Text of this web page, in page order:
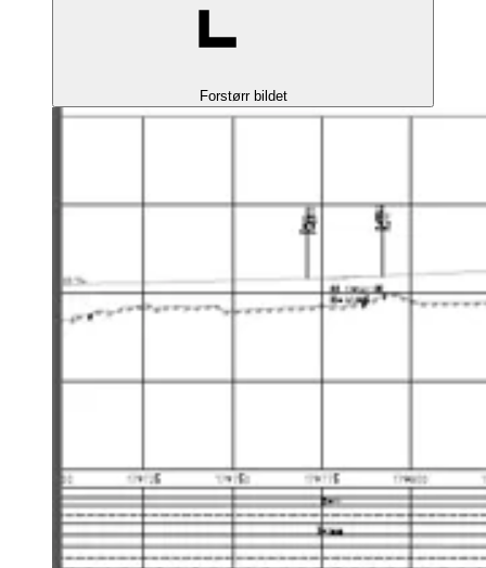
Forstørr bildet